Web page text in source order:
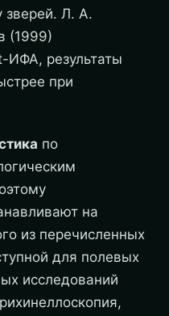
зверей. Л. А.
(1999)
ИФА, результаты
при
по
на
из перечисленных
для полевых
исследований